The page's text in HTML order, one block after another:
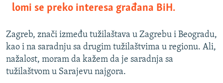
lomi se preko interesa građana BiH.
Zagreb, znači između tužilaštava u Zagrebu i Beogradu,
kao i na saradnju sa drugim tužilaštvima u regionu. Ali,
nažalost, moram da kažem da je saradnja sa
tužilaštvom u Sarajevu najgora.